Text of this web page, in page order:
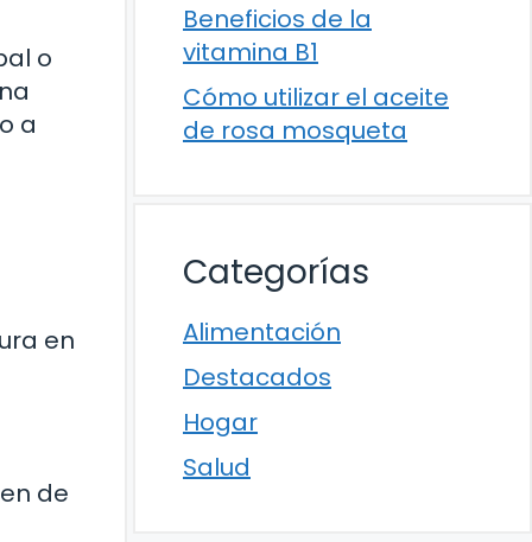
o
a
en
de
Beneficios de la
vitamina B1
Cómo utilizar el aceite
de rosa mosqueta
Categorías
Alimentación
Destacados
Hogar
Salud